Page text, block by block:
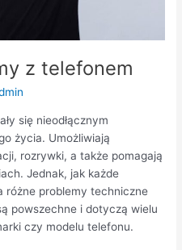
z telefonem
się nieodłącznym
życia. Umożliwiają
rozrywki, a także pomagają
Jednak, jak każde
różne problemy techniczne
powszechne i dotyczą wielu
czy modelu telefonu.